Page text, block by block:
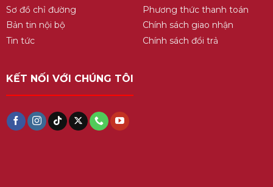
Sơ đồ chỉ đường
Bản tin nội bộ
Tin tức
Phương thức thanh toán
Chính sách giao nhận
Chính sách đổi trả
KẾT NỐI VỚI CHÚNG TÔI